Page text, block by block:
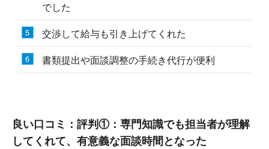
でした
交渉して給与も引き上げてくれた
書類提出や面談調整の手続き代行が便利
良い口コミ：評判①：専門知識でも担当者が理解
してくれて、有意義な面談時間となった